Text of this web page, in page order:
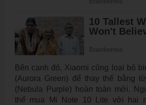
Bên cạnh đó, Xiaomi cũng loại bỏ
(Aurora Green) để thay thế bằng
(Nebula Purple) hoàn toàn mới.
thể mua Mi Note 10 Lite với hai